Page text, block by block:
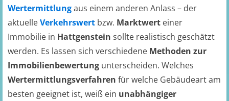
Wertermittlungaus einem anderen Anlass – der
aktuelleVerkehrswert bzw. Marktwert einer
Immobilie in Hattgenstein sollte realistisch geschätzt
werden. Es lassen sich verschiedene Methoden zur
Immobilienbewertung unterscheiden. Welches
Wertermittlungsverfahren für welche Gebäudeart am
besten geeignet ist, weiß ein unabhängiger